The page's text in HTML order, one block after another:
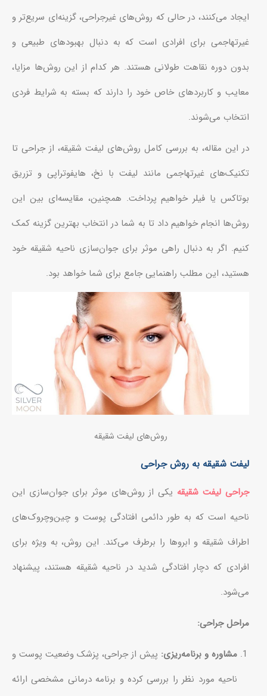
ایجاد می‌کنند، در حالی که روش‌های غیرجراحی، گزینه‌ای سریع‌تر و
غیرتهاجمی برای افرادی است که به دنبال بهبودهای طبیعی و
بدون دوره نقاهت طولانی هستند. هر کدام از این روش‌ها مزایا،
معایب و کاربردهای خاص خود را دارند که بسته به شرایط فردی
انتخاب می‌شوند.
در این مقاله، به بررسی کامل روش‌های لیفت شقیقه، از جراحی تا
تکنیک‌های غیرتهاجمی مانند لیفت با نخ، هایفوتراپی و تزریق
بوتاکس یا فیلر خواهیم پرداخت. همچنین، مقایسه‌ای بین این
روش‌ها انجام خواهیم داد تا به شما در انتخاب بهترین گزینه کمک
کنیم. اگر به دنبال راهی موثر برای جوان‌سازی ناحیه شقیقه خود
هستید، این مطلب راهنمایی جامع برای شما خواهد بود.
روش‌های لیفت شقیقه
لیفت شقیقه به روش جراحی
جراحی لیفت شقیقه یکی از روش‌های موثر برای جوان‌سازی این
ناحیه است که به طور دائمی افتادگی پوست و چین‌وچروک‌های
اطراف شقیقه و ابروها را برطرف می‌کند. این روش، به ویژه برای
افرادی که دچار افتادگی شدید در ناحیه شقیقه هستند، پیشنهاد
می‌شود.
مراحل جراحی:
مشاوره و برنامه‌ریزی: پیش از جراحی، پزشک وضعیت پوست و
ناحیه مورد نظر را بررسی کرده و برنامه درمانی مشخصی ارائه